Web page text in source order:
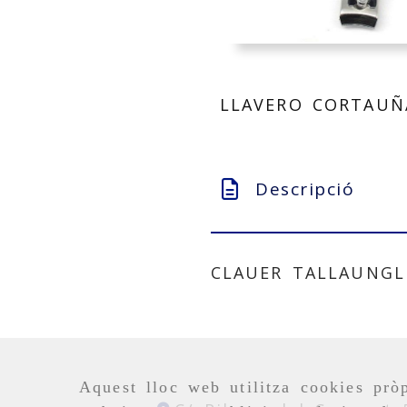
Aquest lloc web utilitza cookies
LLAVERO
Descripció
CLAUER